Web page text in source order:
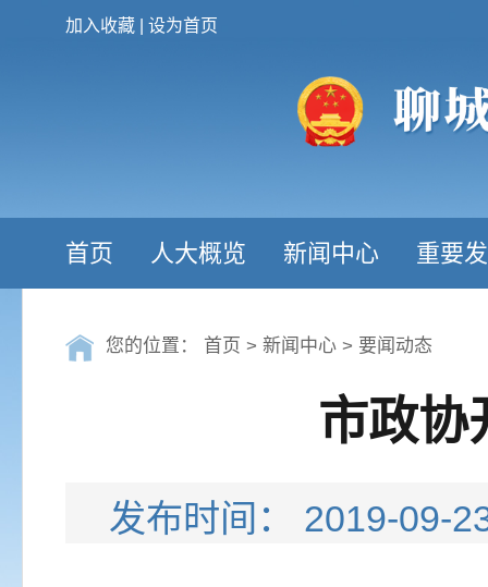
加入收藏 设为首页
首页 人大概览 新闻中心 重要
您的位置： 首页 > 新闻中心 > 要闻动态
市政协
发布时间： 2019-